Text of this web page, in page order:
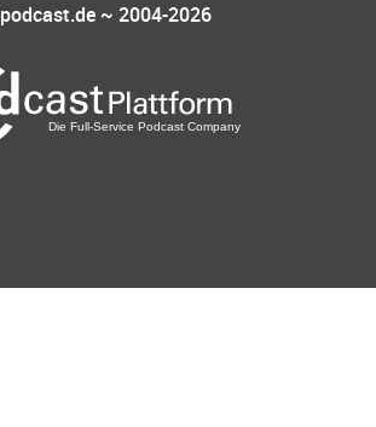
podcast.de ~ 2004-2026